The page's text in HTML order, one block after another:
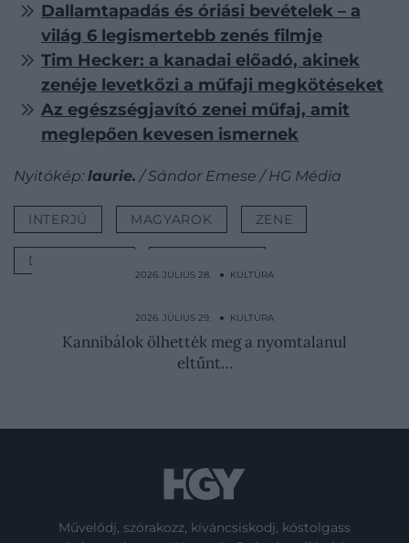
Dallamtapadás és óriási bevételek – a
világ 6 legismertebb zenés filmje
Tim Hecker: a kanadai előadó, akinek
zenéje levetkőzi a műfaji megkötéseket
Az egészségjavító zenei műfaj, amit
meglepően kevesen ismernek
Nyitókép: laurie. / Sándor Emese / HG Média
INTERJÚ MAGYAROK ZENE
DALSZERZÉS
2026. JÚLIUS 28. ● KULTÚRA
ruháját, ő…
2026. JÚLIUS 29. ● KULTÚRA
Kannibálok ölhették meg a nyomtalanul
eltűnt…
Művelődj, szórakozz, kíváncsiskodj, kóstolgass